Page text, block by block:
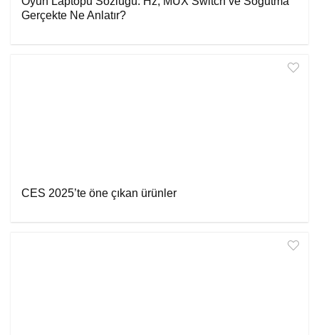
Gerçekte Ne Anlatır?
CES 2025’te öne çıkan ürünler